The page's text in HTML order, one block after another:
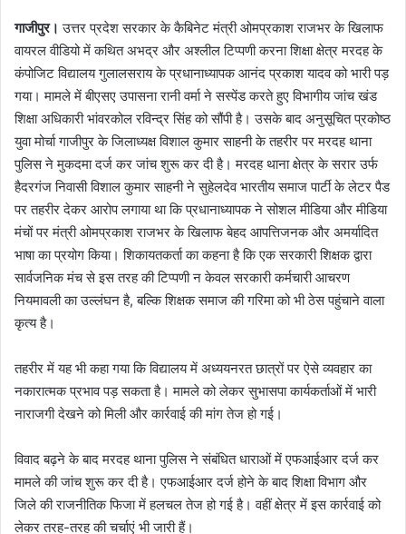
गाजीपुर। उत्तर प्रदेश सरकार के कैबिनेट मंत्री ओमप्रकाश राजभर के खिलाफ
वायरल वीडियो में कथित अभद्र और अश्लील टिप्पणी करना शिक्षा क्षेत्र मरदह के
कंपोजिट विद्यालय गुलालसराय के प्रधानाध्यापक आनंद प्रकाश यादव को भारी पड़
गया। मामले में बीएसए उपासना रानी वर्मा ने सस्पेंड करते हुए विभागीय जांच खंड
शिक्षा अधिकारी भांवरकोल रविन्द्र सिंह को सौंपी है। उसके बाद अनुसूचित प्रकोष्ठ
युवा मोर्चा गाजीपुर के जिलाध्यक्ष विशाल कुमार साहनी के तहरीर पर मरदह थाना
पुलिस ने मुकदमा दर्ज कर जांच शुरू कर दी है। मरदह थाना क्षेत्र के सरार उर्फ
हैदरगंज निवासी विशाल कुमार साहनी ने सुहेलदेव भारतीय समाज पार्टी के लेटर पैड
पर तहरीर देकर आरोप लगाया था कि प्रधानाध्यापक ने सोशल मीडिया और मीडिया
मंचों पर मंत्री ओमप्रकाश राजभर के खिलाफ बेहद आपत्तिजनक और अमर्यादित
भाषा का प्रयोग किया। शिकायतकर्ता का कहना है कि एक सरकारी शिक्षक द्वारा
सार्वजनिक मंच से इस तरह की टिप्पणी न केवल सरकारी कर्मचारी आचरण
नियमावली का उल्लंघन है, बल्कि शिक्षक समाज की गरिमा को भी ठेस पहुंचाने वाला
कृत्य है।
तहरीर में यह भी कहा गया कि विद्यालय में अध्ययनरत छात्रों पर ऐसे व्यवहार का
नकारात्मक प्रभाव पड़ सकता है। मामले को लेकर सुभासपा कार्यकर्ताओं में भारी
नाराजगी देखने को मिली और कार्रवाई की मांग तेज हो गई।
विवाद बढ़ने के बाद मरदह थाना पुलिस ने संबंधित धाराओं में एफआईआर दर्ज कर
मामले की जांच शुरू कर दी है। एफआईआर दर्ज होने के बाद शिक्षा विभाग और
जिले की राजनीतिक फिजा में हलचल तेज हो गई है। वहीं क्षेत्र में इस कार्रवाई को
लेकर तरह-तरह की चर्चाएं भी जारी हैं।